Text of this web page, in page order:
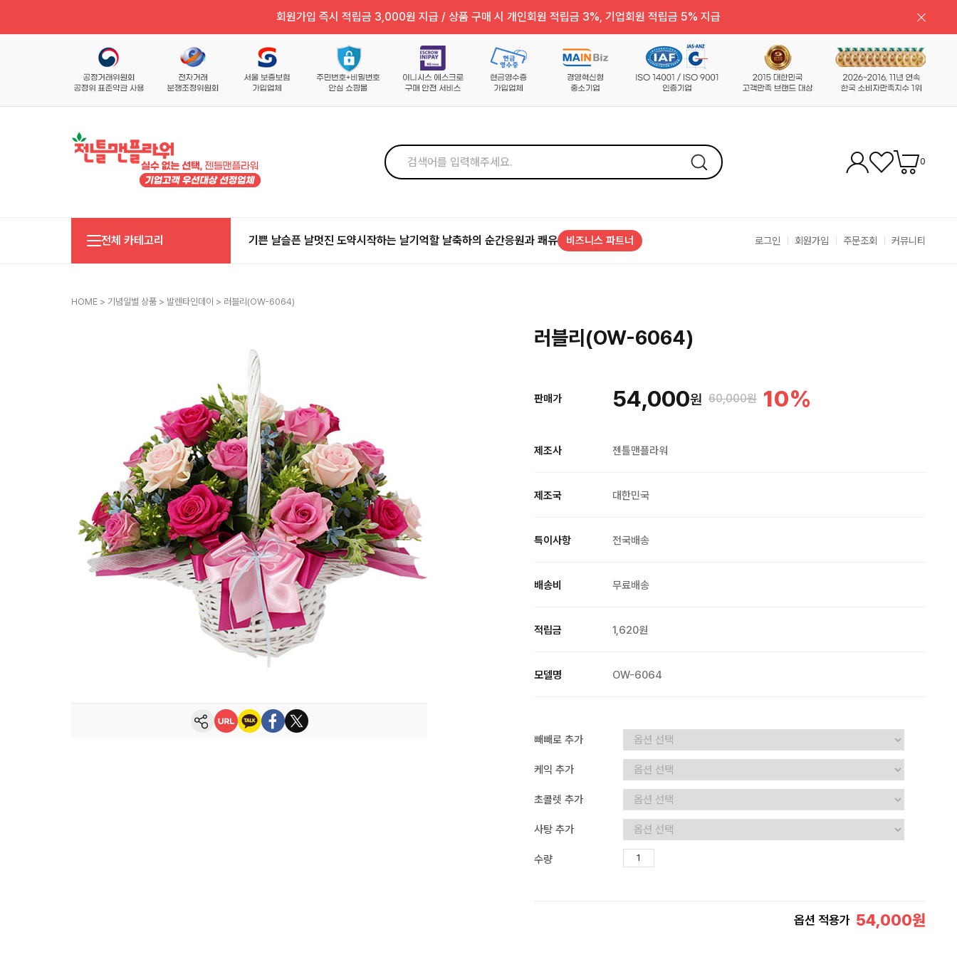
회원가입 즉시 적립금 3,000원 지급 / 상품 구매 시 개인회원 적립금 3%, 기업회원 적립금 5% 지급
0
전체 카테고리 기쁜 날슬픈 날멋진 도약시작하는 날기억할 날축하의 순간응원과 쾌유 비즈니스 파트너 로그인 회원가입 주문조회 커뮤니티
HOME > 기념일별 상품 > 발렌타인데이 > 러블리(OW-6064)
러블리(OW-6064)
판매가 54,000원 60,000원 10%
제조사 젠틀맨플라워
제조국 대한민국
특이사항 전국배송
배송비 무료배송
적립금 1,620원
모델명 OW-6064
빼빼로 추가
케익 추가
초콜렛 추가
사탕 추가
수량
옵션 적용가 54,000원